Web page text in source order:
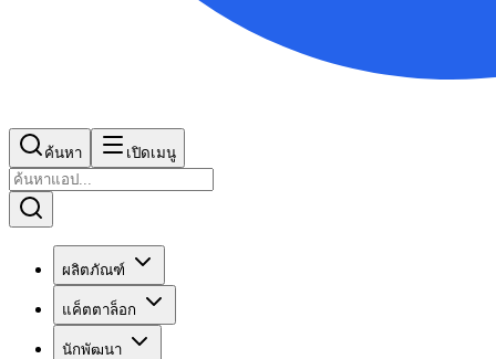
ค้นหา เปิดเมนู
ผลิตภัณฑ์
แค็ตตาล็อก
นักพัฒนา